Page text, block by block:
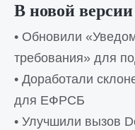
В новой версии
• Обновили
требования» для
• Доработали
для ЕФРСБ
• Улучшили вызов